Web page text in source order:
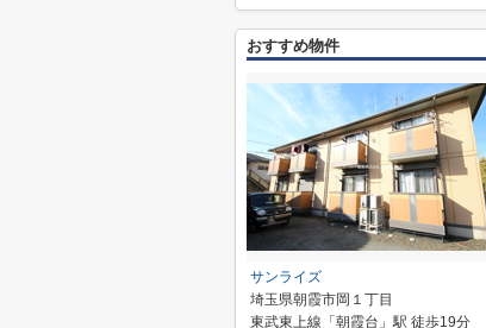
おすすめ物件
サンライズ
埼玉県朝霞市岡１丁目
東武東上線「朝霞台」駅 徒歩19分